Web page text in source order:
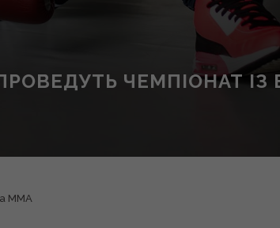
ЧЕМПІОНАТ ІЗ
ММА